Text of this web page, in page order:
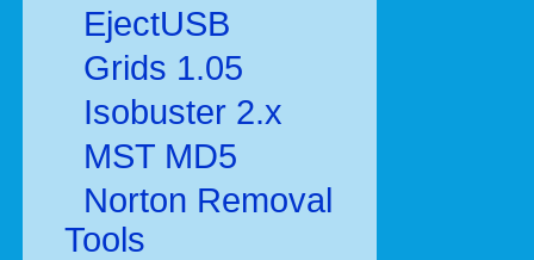
EjectUSB
Grids 1.05
Isobuster 2.x
MST MD5
Norton Removal
Tools